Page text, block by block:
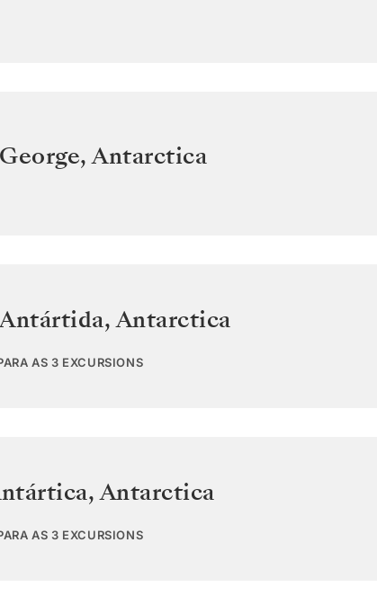
,Antarctica
,Antarctica
AS 3 EXCURSIONS
,Antarctica
AS 3 EXCURSIONS